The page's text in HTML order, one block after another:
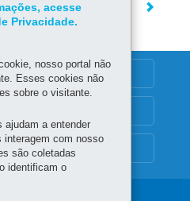
acesse
Privacidade.
nosso portal não
Esses cookies não
sobre o visitante.
ajudam a entender
com nosso
são coletadas
identificam o